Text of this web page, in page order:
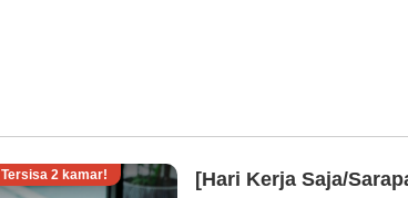
Tersisa 2 kamar!
[Hari Kerja Saja/